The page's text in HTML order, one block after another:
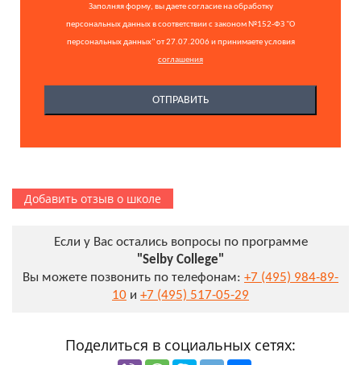
Заполняя форму, вы даете согласие на обработку
персональных данных в соответствии с законом №152-ФЗ "О
персональных данных" от 27.07.2006 и принимаете условия
соглашения
Добавить отзыв о школе
Если у Вас остались вопросы по программе
"Selby College"
Вы можете позвонить по телефонам: +7 (495) 984-89-
10 и +7 (495) 517-05-29
Поделиться в социальных сетях: